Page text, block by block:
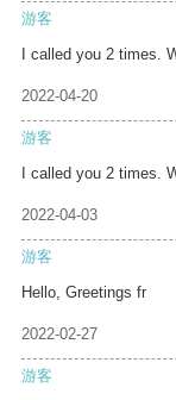
游客
I called you 2 times.
2022-04-20
游客
I called you 2 times.
2022-04-03
游客
Hello, Greetings fr
2022-02-27
游客